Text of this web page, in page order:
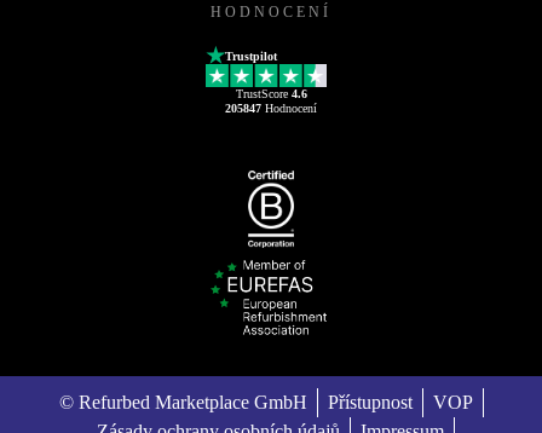
HODNOCENÍ
Trustpilot
TrustScore 4.6
205847 Hodnocení
© Refurbed Marketplace GmbH Přístupnost
VOP